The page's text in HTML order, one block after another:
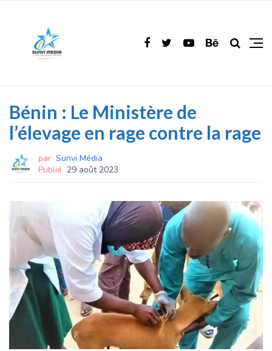
Bénin : Le Ministère de
l’élevage en rage contre la rage
par Sunvi Média
Publié 29 août 2023